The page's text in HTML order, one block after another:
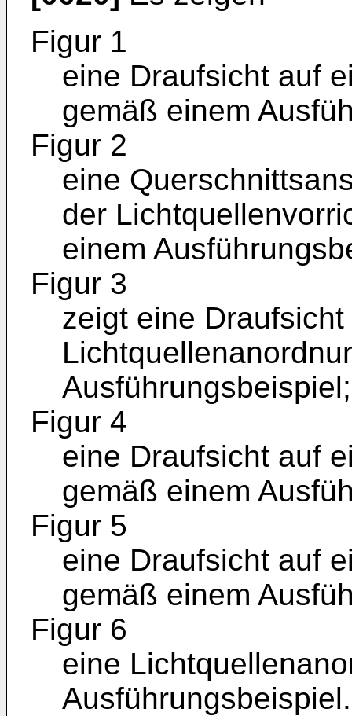
Figur 1
eine Draufsicht auf
gemäß einem
Figur 2
eine
der
einem
Figur 3
zeigt eine
Ausführungsbeispiel;
Figur 4
eine Draufsicht auf
gemäß einem
Figur 5
eine Draufsicht auf
gemäß einem
Figur 6
eine
Ausführungsbeispiel.